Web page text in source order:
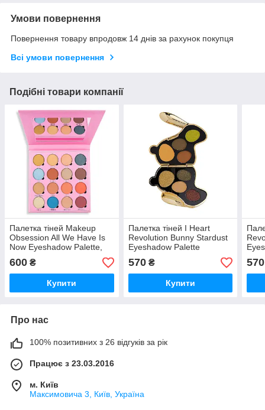
Умови повернення
Повернення товару впродовж 14 днів за рахунок покупця
Всі умови повернення
Подібні товари компанії
Палетка тіней Makeup
Obsession All We Have Is
Now Eyeshadow Palette,
20,8 г
600 ₴
Купити
Палетка тіней I Heart
Revolution Bunny Stardust
Eyeshadow Palette
570₴
Купити
570
Про нас
100% позитивних з 26 відгуків за рік
Працює з 23.03.2016
м. Київ
Максимовича 3, Київ, Україна